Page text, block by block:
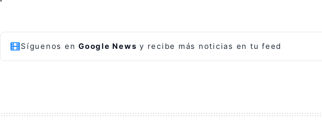
Síguenos en Google News y recibe más noticias en tu feed